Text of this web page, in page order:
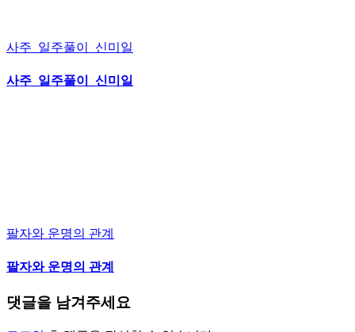
사주_일주풀이_신미일
사주_일주풀이_신미일
팔자와 운명의 관계
팔자와 운명의 관계
댓글을 남겨주세요